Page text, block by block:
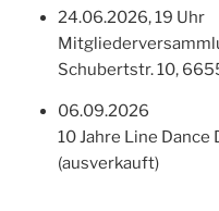
24.06.2026, 19 Uhr
Schubertstr. 10,
06.09.2026
10 Jahre Line
(ausverkauft)